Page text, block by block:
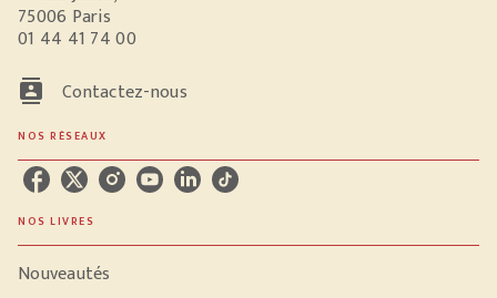
75006 Paris
01 44 41 74 00
contacts Contactez-nous
NOS RÉSEAUX
NOS LIVRES
Nouveautés